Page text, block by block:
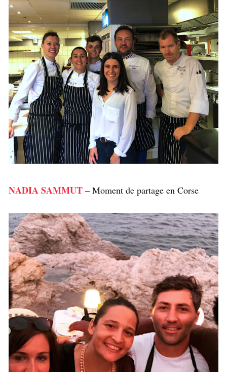
NADIA SAMMUT – Moment de partage en Corse